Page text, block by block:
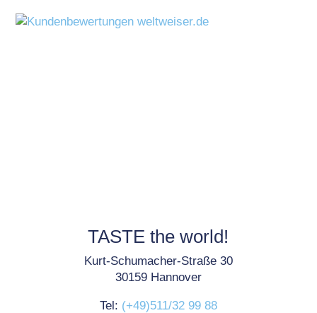
TASTE the world!
Kurt-Schumacher-Straße 30
30159 Hannover
Tel: (+49)511/32 99 88